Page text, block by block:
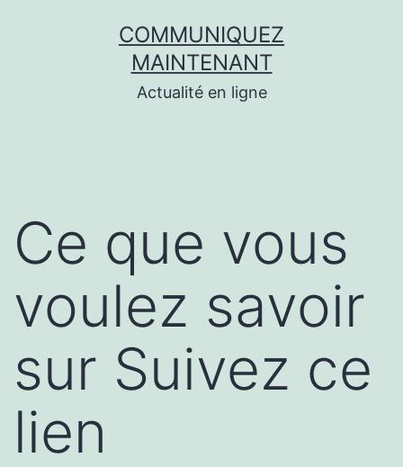
COMMUNIQUEZ
MAINTENANT
Actualité en ligne
Ce que vous
voulez savoir
sur Suivez ce
lien